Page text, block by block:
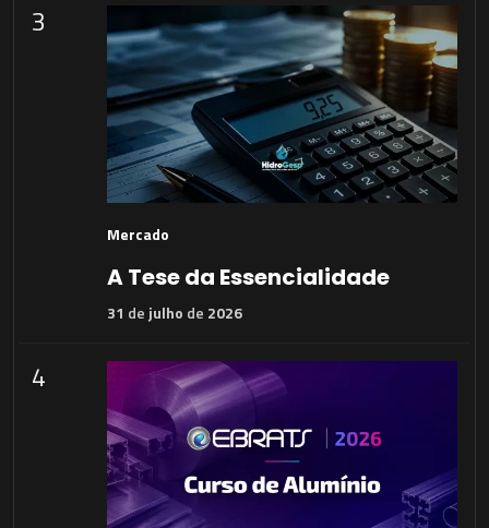
3
Mercado
A Tese da Essencialidade
31 dejulho de 2026
4